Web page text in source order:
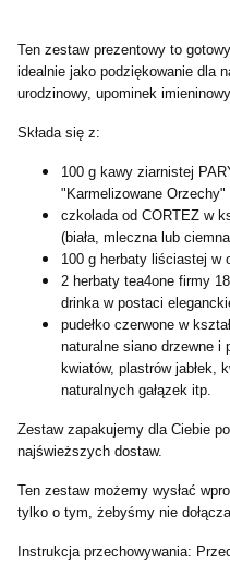
Ten zestaw prezentowy to
idealnie jako podziękowanie dla
urodzinowy, upominek
Składa się z:
100 g kawy ziarnistej
"Karmelizowane
czkolada od CORTEZ w
(biała, mleczna lub
100 g herbaty liściastej w
2 herbaty tea4one firmy
drinka w postaci
pudełko czerwone w
naturalne siano drzewne
kwiatów, plastrów jabłek,
naturalnych gałązek itp.
Zestaw zapakujemy dla Ciebie
najświeższych dostaw.
Ten zestaw możemy wysłać
tylko o tym, żebyśmy nie
Instrukcja przechowywania: